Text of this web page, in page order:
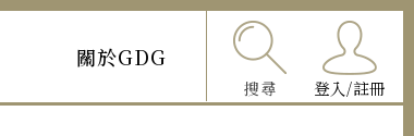
搜尋 登入/註冊
關於GDG